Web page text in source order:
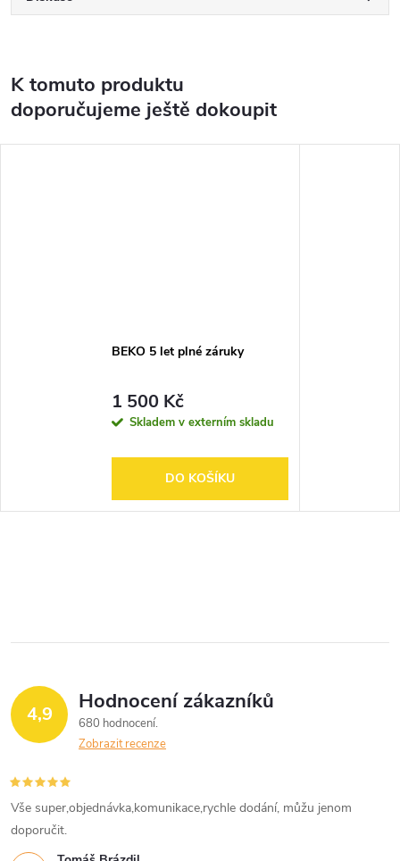
K tomuto produktu
doporučujeme ještě dokoupit
BEKO 5 let plné záruky
1 500 Kč
Skladem v externím skladu
DO KOŠÍKU
4,9 Hodnocení zákazníků
680 hodnocení
Zobrazit recenze
Vše super,objednávka,komunikace,rychle dodání, můžu jenom
doporučit.